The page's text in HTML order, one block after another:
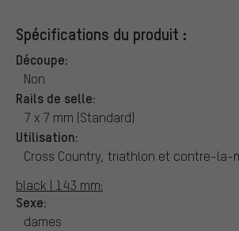
Spécifications du produit :
Découpe:
Non
Rails de selle:
7 x 7 mm (Standard)
Utilisation:
Cross Country, triathlon et contre-la-
black | 143 mm:
Sexe:
dames